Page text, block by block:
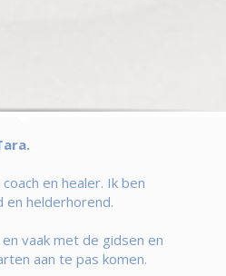
en healer. Ik ben
en helderhorend.
vaak met de gidsen en
aan te pas komen.